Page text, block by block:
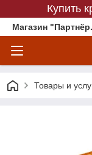
Купить
Магазин
Товары и